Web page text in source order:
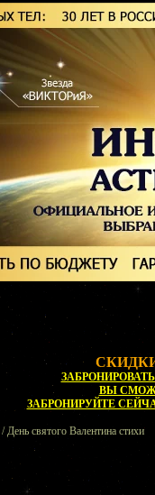
ВЫ
ЗАБРОНИРУЙТЕ
/ День святого Валентина стихи